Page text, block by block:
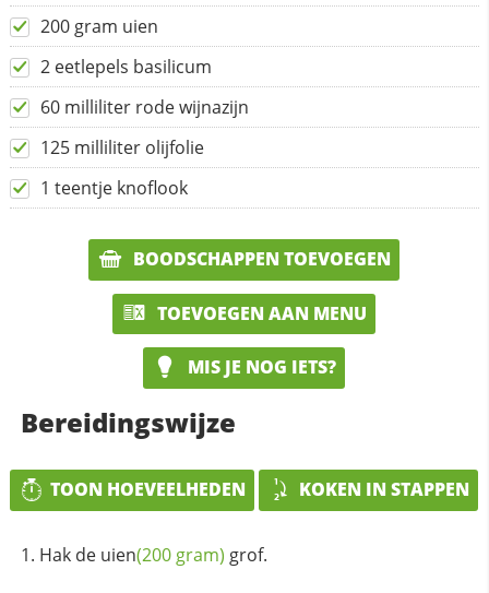
200 gram uien
2 eetlepels basilicum
60 milliliter rode wijnazijn
125 milliliter olijfolie
1 teentje knoflook
BOODSCHAPPEN TOEVOEGEN
TOEVOEGEN AAN MENU
MIS JE NOG IETS?
Bereidingswijze
TOON HOEVEELHEDEN KOKEN IN STAPPEN
Hak de uien(200 gram) grof.